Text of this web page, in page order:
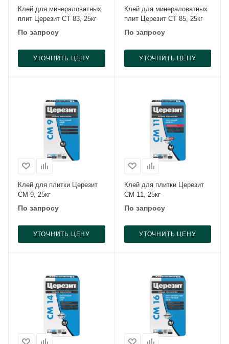
Клей для минераловатных
плит Церезит CT 83, 25кг
По запросу
УТОЧНИТЬ ЦЕНУ
Клей для минераловатных
плит Церезит CT 85, 25кг
По запросу
УТОЧНИТЬ ЦЕНУ
Клей для плитки Церезит
CM 9, 25кг
По запросу
УТОЧНИТЬ ЦЕНУ
Клей для плитки Церезит
CM 11, 25кг
По запросу
УТОЧНИТЬ ЦЕНУ